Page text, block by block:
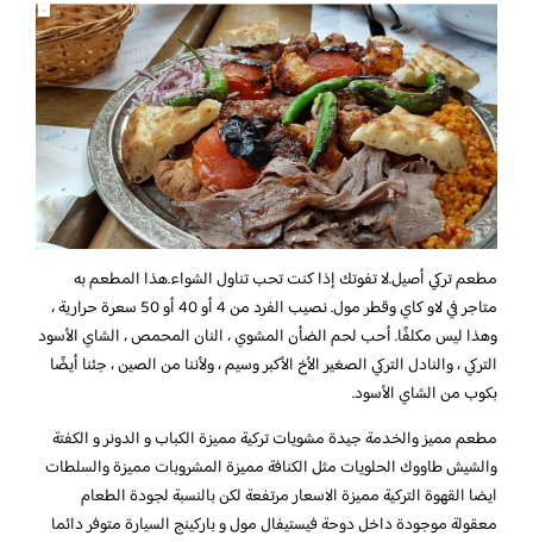
مطعم تركي أصيل.لا تفوتك إذا كنت تحب تناول الشواء.هذا المطعم به
متاجر في لاو كاي وقطر مول. نصيب الفرد من 4 أو 40 أو 50 سعرة حرارية ،
وهذا ليس مكلفًا. أحب لحم الضأن المشوي ، النان المحمص ، الشاي الأسود
التركي ، والنادل التركي الصغير الأخ الأكبر وسيم ، ولأننا من الصين ، جئنا أيضًا
بكوب من الشاي الأسود.
مطعم مميز والخدمة جيدة مشويات تركية مميزة الكباب و الدونر و الكفتة
والشيش طاووك الحلويات مثل الكنافة مميزة المشروبات مميزة والسلطات
ايضا القهوة التركية مميزة الاسعار مرتفعة لكن بالنسبة لجودة الطعام
معقولة موجودة داخل دوحة فيستيفال مول و باركينج السيارة متوفر دائما